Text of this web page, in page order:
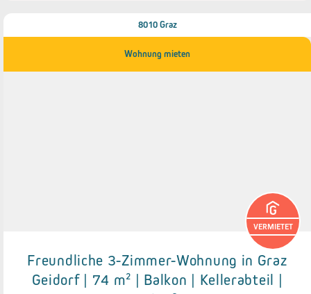
8010 Graz
Wohnung mieten
Details zum Objekt
VERMIETET
Freundliche 3-Zimmer-Wohnung in Graz
Geidorf | 74 m² | Balkon | Kellerabteil |